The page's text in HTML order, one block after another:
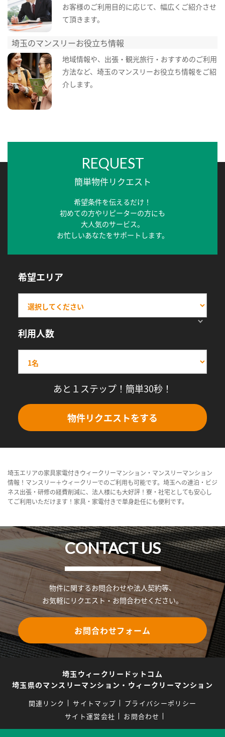
お客様のご利用目的に応じて、幅広くご紹介させ
て頂きます。
埼玉のマンスリーお役立ち情報
地域情報や、出張・観光旅行・おすすめのご利用
方法など、埼玉のマンスリーお役立ち情報をご紹
介します。
REQUEST
簡単物件リクエスト
希望条件を伝えるだけ！
初めての方やリピーターの方にも
大人気のサービス。
お忙しいあなたをサポートします。
希望エリア
利用人数
あと１ステップ！簡単30秒！
物件リクエストをする
埼玉エリアの家具家電付きウィークリーマンション・マンスリーマンション
情報！マンスリー＋ウィークリーでのご利用も可能です。埼玉への連泊・ビジ
ネス出張・研修の経費削減に、法人様にも大好評！寮・社宅としても安心し
てご利用いただけます！家具・家電付きで単身赴任にも便利です。
CONTACT US
物件に関するお問合わせや法人契約等、
お気軽にリクエスト・お問合わせください。
お問合わせフォーム
埼玉ウィークリードットコム
埼玉県のマンスリーマンション・ウィークリーマンション
関連リンク サイトマップ
プライバシーポリシー
サイト運営会社
お問合わせ